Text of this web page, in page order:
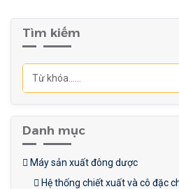
Tìm kiếm
Danh mục
Máy sản xuất đông dược
Hệ thống chiết xuất và cô đặc